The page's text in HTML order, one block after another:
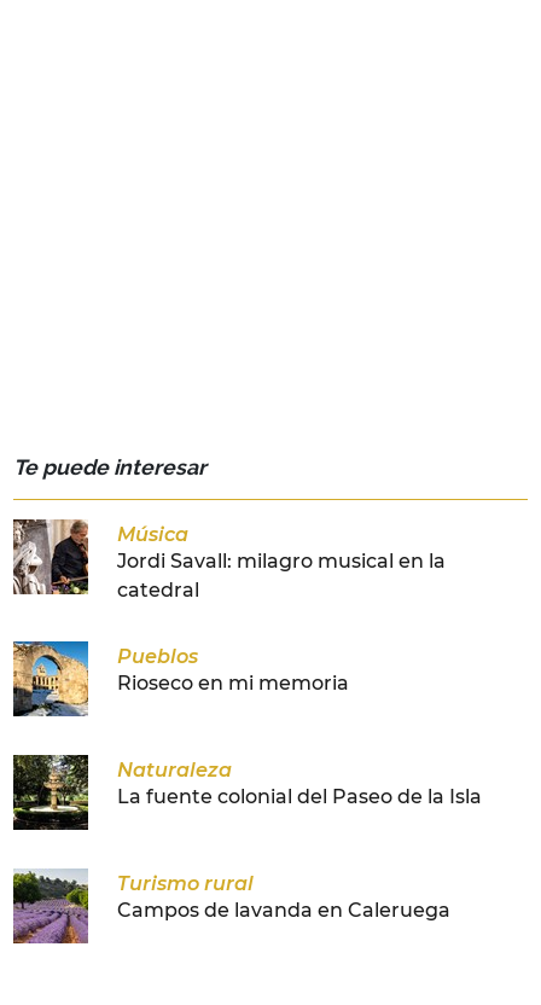
Te puede interesar
Música
Jordi Savall: milagro musical en la
catedral
Pueblos
Rioseco en mi memoria
Naturaleza
La fuente colonial del Paseo de la Isla
Turismo rural
Campos de lavanda en Caleruega